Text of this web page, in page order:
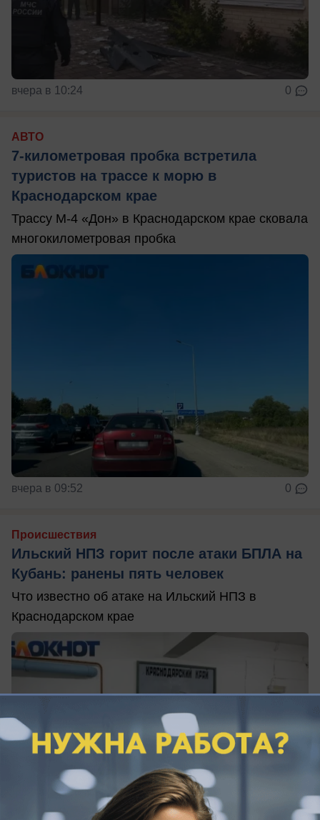
вчера в 10:24 0
АВТО
7-километровая пробка встретила
туристов на трассе к морю в
Краснодарском крае
Трассу М-4 «Дон» в Краснодарском крае сковала
многокилометровая пробка
вчера в 09:52 0
Происшествия
Ильский НПЗ горит после атаки БПЛА на
Кубань: ранены пять человек
Что известно об атаке на Ильский НПЗ в
Краснодарском крае